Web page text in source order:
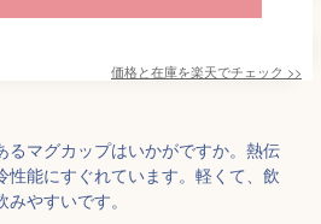
価格と在庫を楽天でチェック >>
るマグカップはいかがですか。熱伝
性能にすぐれています。軽くて、飲
やすいです。